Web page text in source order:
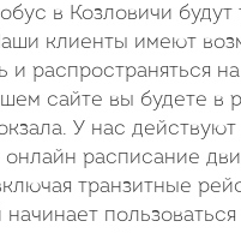
в Козловичи будут
клиенты имеют
и распространяться
сайте вы будете в
У нас
расписание
транзитные